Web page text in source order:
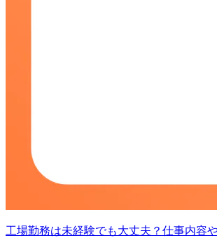
工場勤務は未経験でも大丈夫？仕事内容